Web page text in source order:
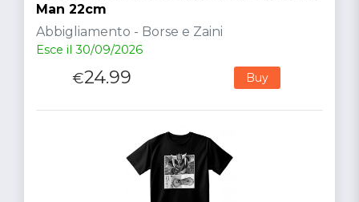
Man 22cm
Abbigliamento - Borse e Zaini
Esce il 30/09/2026
€24.99 Buy